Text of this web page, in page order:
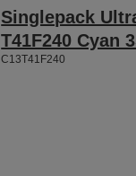
Singlepack
T41F240 Cyan
C13T41F240